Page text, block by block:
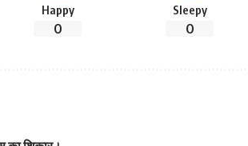
Happy
0
Sleepy
0